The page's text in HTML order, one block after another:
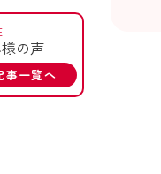
の声
事一覧へ